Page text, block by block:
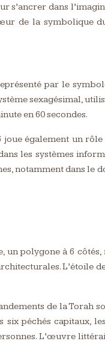
s’ancrer dans
de la symbolique
par le
sexagésimal,
en 60 secondes.
également un
les systèmes
notamment dans le
un polygone à 6
L’étoile
de la Torah
péchés capitaux,
L’œuvre